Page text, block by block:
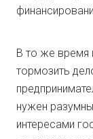
В то же время
тормозить
нужен
интересами